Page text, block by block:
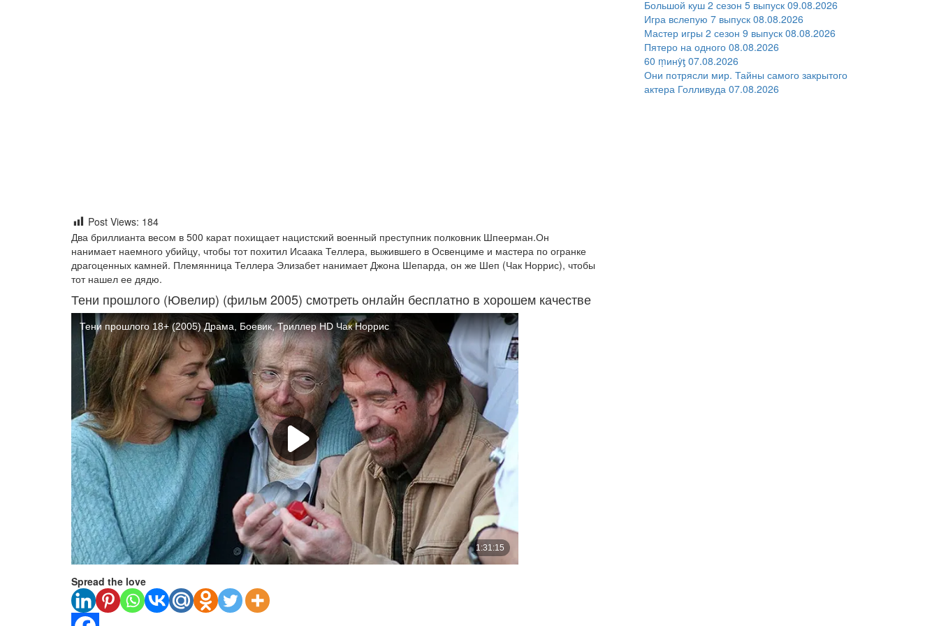
Post Views: 184
Два бриллианта весом в 500 карат похищает нацистский военный преступник полковник Шпеерман.Он
нанимает наемного убийцу, чтобы тот похитил Исаака Теллера, выжившего в Освенциме и мастера по огранке
драгоценных камней. Племянница Теллера Элизабет нанимает Джона Шепарда, он же Шеп (Чак Норрис), чтобы
тот нашел ее дядю.
Тени прошлого (Ювелир) (фильм 2005) смотреть онлайн бесплатно в хорошем качестве
Spread the love
Большой куш 2 сезон 5 выпуск 09.08.2026
Игра вслепую 7 выпуск 08.08.2026
Мастер игры 2 сезон 9 выпуск 08.08.2026
Пятеро на одного 08.08.2026
60 ṃинẏƫ 07.08.2026
Они потрясли мир. Тайны самого закрытого
актера Голливуда 07.08.2026